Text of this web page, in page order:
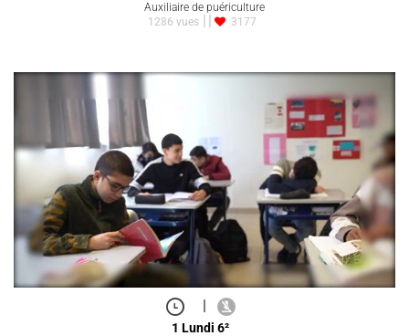
Auxiliaire de puériculture
1286 vues
3177
|
1 Lundi 6²